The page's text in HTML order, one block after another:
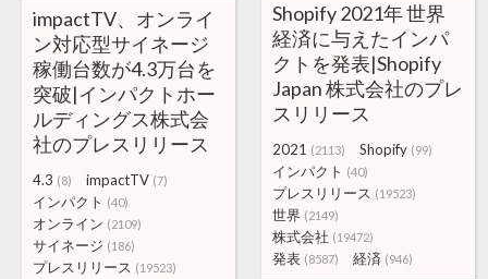
Shopify 2021年 世界
経済に与えたインパ
クトを発表|Shopify
Japan 株式会社のプレ
スリリース
2021 (2113) Shopify (99)
インパクト (40)
プレスリリース (19523)
世界 (2149)
株式会社 (19472)
発表 (8587) 経済 (946)
impactTV、オンライ
ン対応型サイネージ
稼働台数が4.3万台を
突破|インパクトホー
ルディングス株式会
社のプレスリリース
4.3 (8) impactTV (7)
インパクト (40)
オンライン (2109)
サイネージ (186)
プレスリリース (19523)